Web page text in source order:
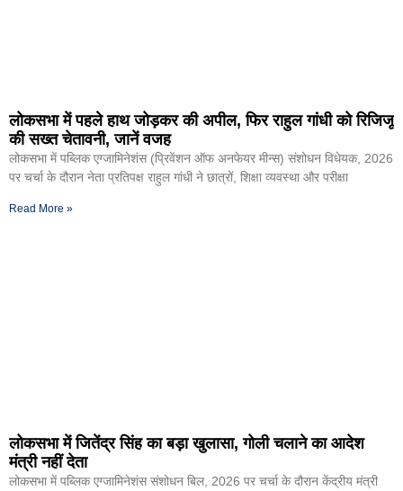
लोकसभा में पहले हाथ जोड़कर की अपील, फिर राहुल गांधी को रिजिजू
की सख्त चेतावनी, जानें वजह
लोकसभा में पब्लिक एग्जामिनेशंस (प्रिवेंशन ऑफ अनफेयर मीन्स) संशोधन विधेयक, 2026
पर चर्चा के दौरान नेता प्रतिपक्ष राहुल गांधी ने छात्रों, शिक्षा व्यवस्था और परीक्षा
Read More »
लोकसभा में जितेंद्र सिंह का बड़ा खुलासा, गोली चलाने का आदेश
मंत्री नहीं देता
लोकसभा में पब्लिक एग्जामिनेशंस संशोधन बिल, 2026 पर चर्चा के दौरान केंद्रीय मंत्री